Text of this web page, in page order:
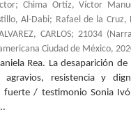
Chima Ortíz, Víctor
Al-Dabi; Rafael de la Cruz,
CARLOS; 21034 (
Ciudad de México,
Rea. La desaparición
resistencia y
fuerte / testimonio Sonia